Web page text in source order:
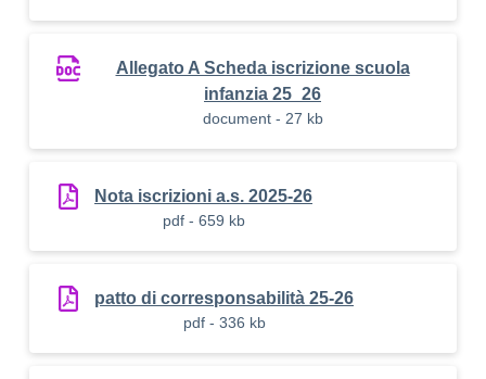
Allegato A Scheda iscrizione scuola
infanzia 25_26
document - 27 kb
Nota iscrizioni a.s. 2025-26
pdf - 659 kb
patto di corresponsabilità 25-26
pdf - 336 kb